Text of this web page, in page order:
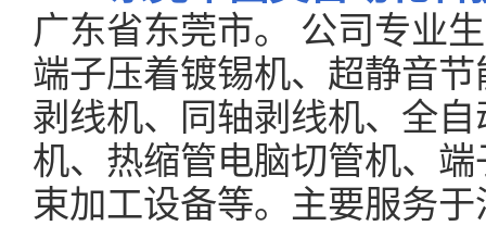
广东省东莞市。 公司专业
端子压着镀锡机、超静音
剥线机、同轴剥线机、全
机、热缩管电脑切管机、
束加工设备等。主要服务